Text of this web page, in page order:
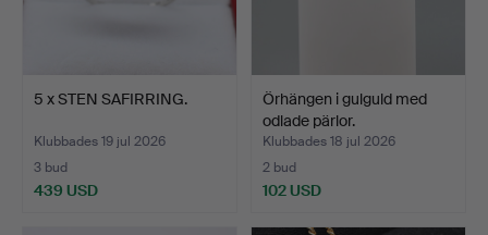
5 x STEN SAFIRRING.
Klubbades 19 jul 2026
3 bud
439 USD
Örhängen i gulguld med
odlade pärlor.
Klubbades 18 jul 2026
2 bud
102 USD